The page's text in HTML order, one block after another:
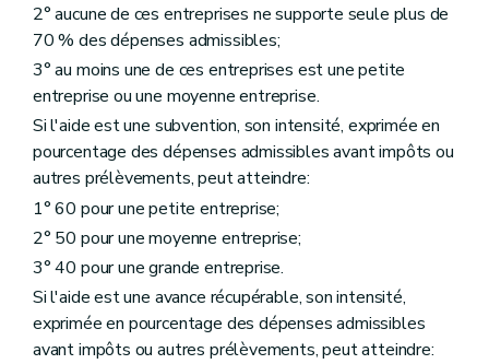
2° aucune de ces entreprises ne supporte seule plus de
70 % des dépenses admissibles;
3° au moins une de ces entreprises est une petite
entreprise ou une moyenne entreprise.
Si l'aide est une subvention, son intensité, exprimée en
pourcentage des dépenses admissibles avant impôts ou
autres prélèvements, peut atteindre:
1° 60 pour une petite entreprise;
2° 50 pour une moyenne entreprise;
3° 40 pour une grande entreprise.
Si l'aide est une avance récupérable, son intensité,
exprimée en pourcentage des dépenses admissibles
avant impôts ou autres prélèvements, peut atteindre: